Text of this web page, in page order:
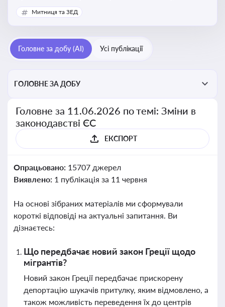
впливають на умови торгівлі, трудової міграції,
інтеграції та перспективу членства України в
Митниця та ЗЕД
Головне за добу (AI) Усі публікації
ГОЛОВНЕ ЗА ДОБУ
Головне за 11.06.2026 по темі: Зміни в
законодавстві ЄС
ЕКСПОРТ
Опрацьовано: 15707 джерел
Виявлено: 1 публікація за 11 червня
На основі зібраних матеріалів ми сформували
короткі відповіді на актуальні запитання. Ви
дізнаєтесь:
Що передбачає новий закон Греції щодо
мігрантів?
Новий закон Греції передбачає прискорену
депортацію шукачів притулку, яким відмовлено, а
також можливість переведення їх до центрів